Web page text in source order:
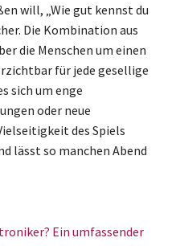
will, „Wie gut kennst du
Die Kombination aus
die Menschen um einen
für jede gesellige
sich um enge
oder neue
des Spiels
lässt so manchen Abend
Ein umfassender